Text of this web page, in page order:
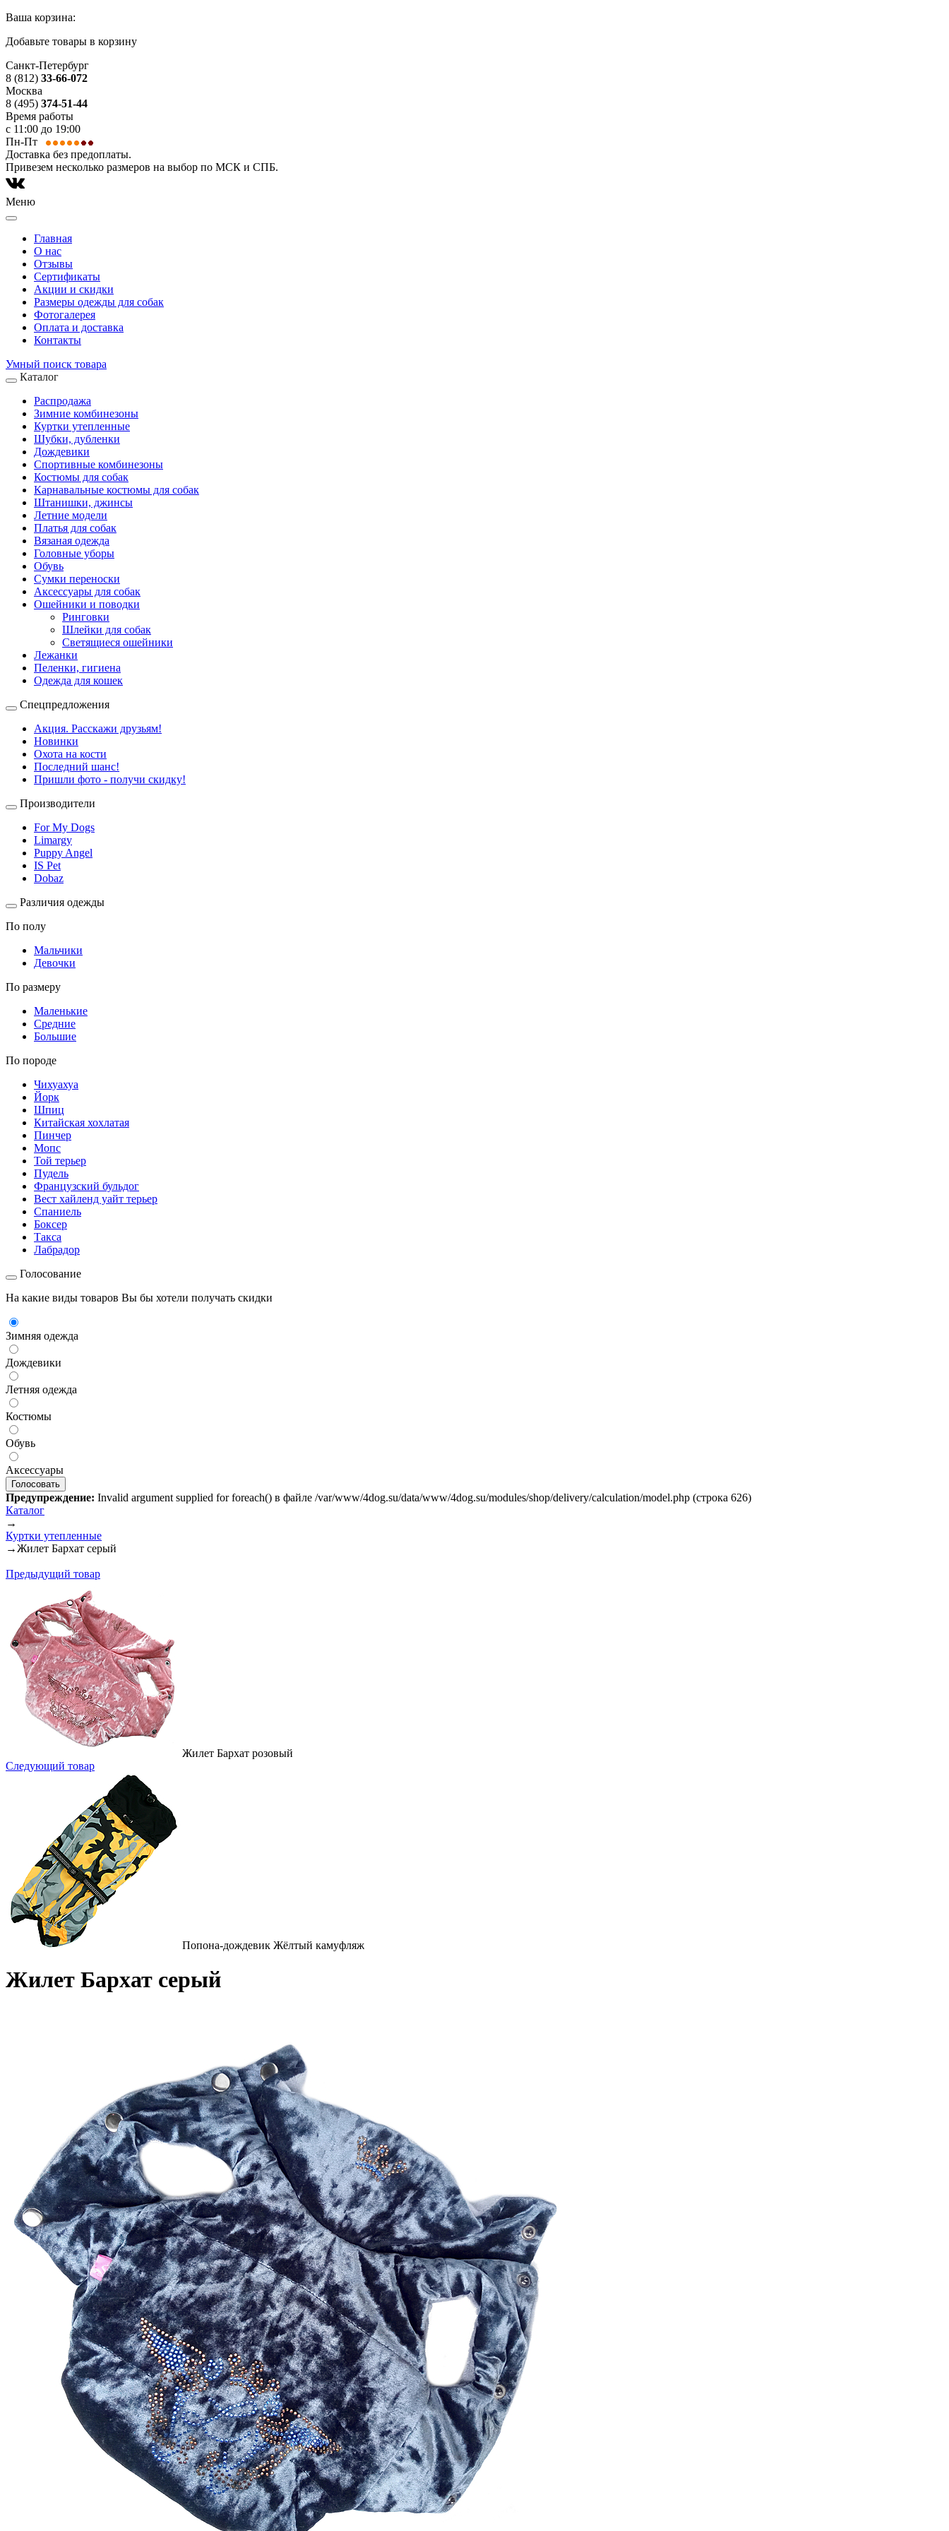
Ваша корзина:
Добавьте товары в корзину
Санкт-Петербург
8 (812) 33-66-072
Москва
8 (495) 374-51-44
Время работы
с 11:00 до 19:00
Пн-Пт
Доставка без предоплаты.
Привезем несколько размеров на выбор по МСК и СПБ.
Меню
Главная
О нас
Отзывы
Сертификаты
Акции и скидки
Размеры одежды для собак
Фотогалерея
Оплата и доставка
Контакты
Умный поиск товара
Каталог
Распродажа
Зимние комбинезоны
Куртки утепленные
Шубки, дубленки
Дождевики
Спортивные комбинезоны
Костюмы для собак
Карнавальные костюмы для собак
Штанишки, джинсы
Летние модели
Платья для собак
Вязаная одежда
Головные уборы
Обувь
Сумки переноски
Аксессуары для собак
Ошейники и поводки
Ринговки
Шлейки для собак
Светящиеся ошейники
Лежанки
Пеленки, гигиена
Одежда для кошек
Спецпредложения
Акция. Расскажи друзьям!
Новинки
Охота на кости
Последний шанс!
Пришли фото - получи скидку!
Производители
For My Dogs
Limargy
Puppy Angel
IS Pet
Dobaz
Различия одежды
По полу
Мальчики
Девочки
По размеру
Маленькие
Средние
Большие
По породе
Чихуахуа
Йорк
Шпиц
Китайская хохлатая
Пинчер
Мопс
Той терьер
Пудель
Французский бульдог
Вест хайленд уайт терьер
Спаниель
Боксер
Такса
Лабрадор
Голосование
На какие виды товаров Вы бы хотели получать скидки
Зимняя одежда
Дождевики
Летняя одежда
Костюмы
Обувь
Аксессуары
Предупреждение: Invalid argument supplied for foreach() в файле /var/www/4dog.su/data/www/4dog.su/modules/shop/delivery/calculation/model.php (строка 626)
Каталог
→
Куртки утепленные
→Жилет Бархат серый
Предыдущий товар
Жилет Бархат розовый
Следующий товар
Попона-дождевик Жёлтый камуфляж
Жилет Бархат серый